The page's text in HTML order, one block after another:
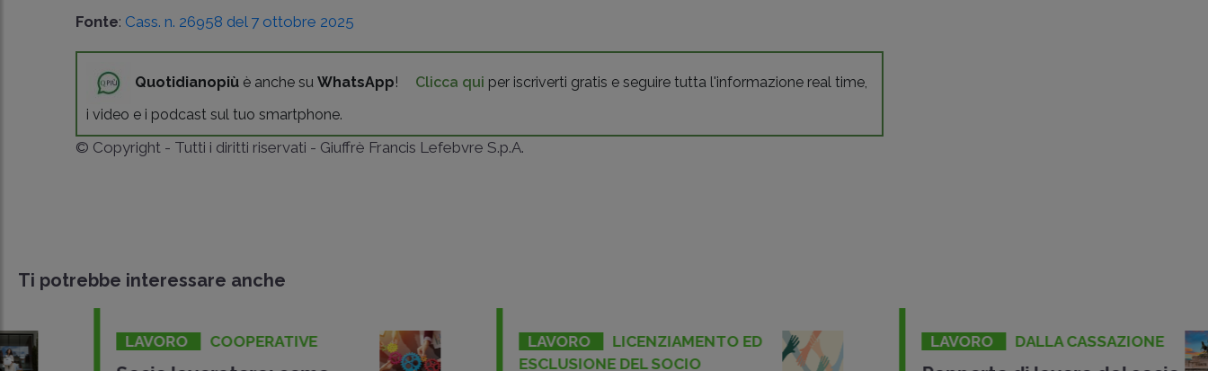
Fonte: Cass. n. 26958 del 7 ottobre 2025
Quotidianopiù è anche suWhatsApp! Clicca qui per iscriverti gratis e seguire tutta l'informazione real time,
i video e i podcast sul tuo smartphone.
© Copyright - Tutti i diritti riservati - Giuffrè Francis Lefebvre S.p.A.
Ti potrebbe interessare anche
LAVORO COOPERATIVE LAVORO
LICENZIAMENTO ED
ESCLUSIONE DEL SOCIO
LAVORO DALLA CASSAZIONE